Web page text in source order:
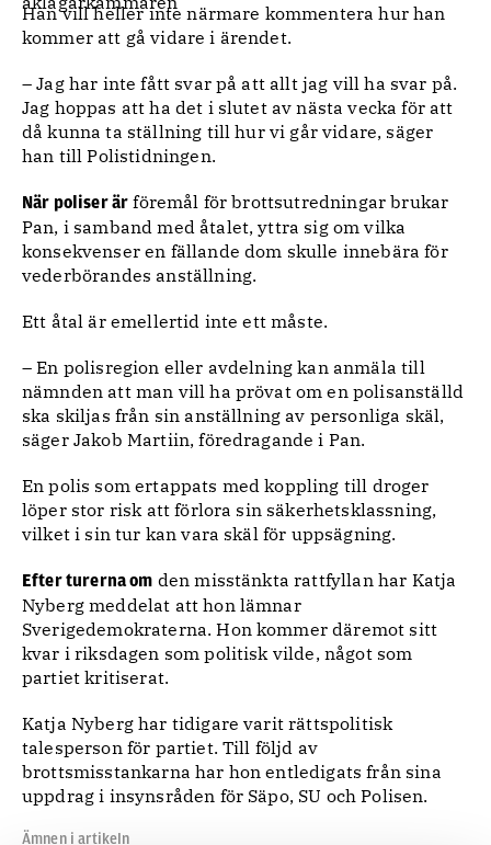
Han vill heller inte närmare kommentera hur han
kommer att gå vidare i ärendet.
– Jag har inte fått svar på att allt jag vill ha svar på.
Jag hoppas att ha det i slutet av nästa vecka för att
då kunna ta ställning till hur vi går vidare, säger
han till Polistidningen.
När poliser är föremål för brottsutredningar brukar
Pan, i samband med åtalet, yttra sig om vilka
konsekvenser en fällande dom skulle innebära för
vederbörandes anställning.
Ett åtal är emellertid inte ett måste.
– En polisregion eller avdelning kan anmäla till
nämnden att man vill ha prövat om en polisanställd
ska skiljas från sin anställning av personliga skäl,
säger Jakob Martiin, föredragande i Pan.
En polis som ertappats med koppling till droger
löper stor risk att förlora sin säkerhetsklassning,
vilket i sin tur kan vara skäl för uppsägning.
Efter turerna om den misstänkta rattfyllan har Katja
Nyberg meddelat att hon lämnar
Sverigedemokraterna. Hon kommer däremot sitt
kvar i riksdagen som politisk vilde, något som
partiet kritiserat.
Katja Nyberg har tidigare varit rättspolitisk
talesperson för partiet. Till följd av
brottsmisstankarna har hon entledigats från sina
uppdrag i insynsråden för Säpo, SU och Polisen.
Ämnen i artikeln